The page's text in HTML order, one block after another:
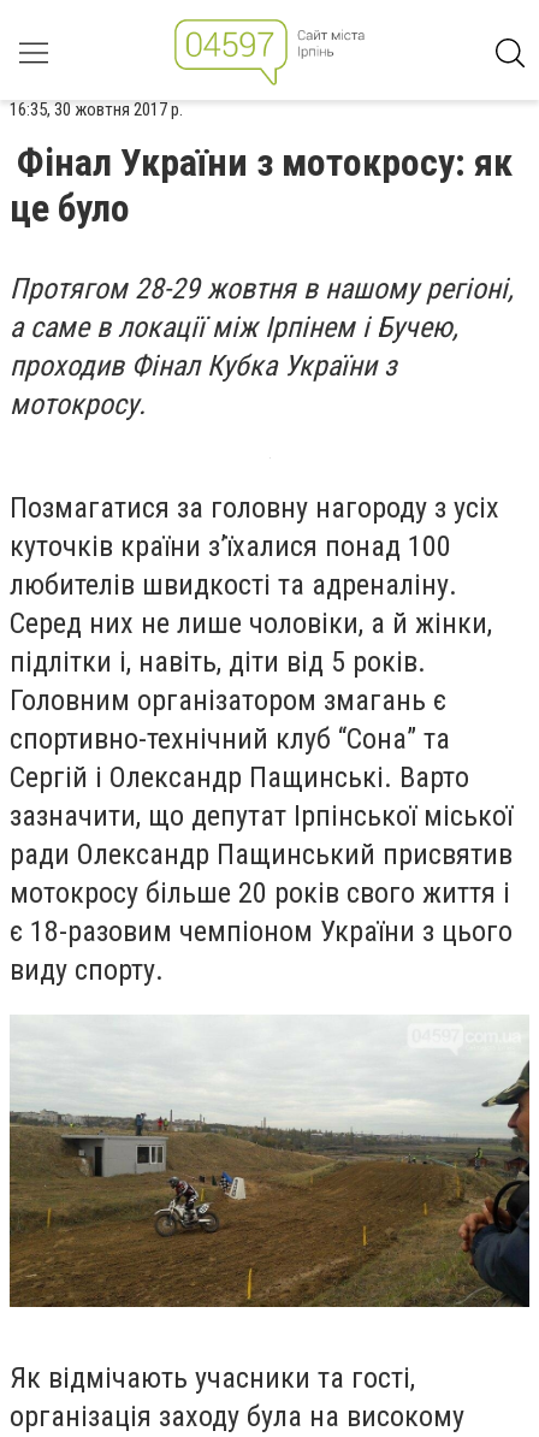
16:35, 30 жовтня 2017 р.
Фінал України з мотокросу: як
це було
Протягом 28-29 жовтня в нашому регіоні,
а саме в локації між Ірпінем і Бучею,
проходив Фінал Кубка України з
мотокросу.
Позмагатися за головну нагороду з усіх
куточків країни з’їхалися понад 100
любителів швидкості та адреналіну.
Серед них не лише чоловіки, а й жінки,
підлітки і, навіть, діти від 5 років.
Головним організатором змагань є
спортивно-технічний клуб “Сона” та
Сергій і Олександр Пащинські. Варто
зазначити, що депутат Ірпінської міської
ради Олександр Пащинський присвятив
мотокросу більше 20 років свого життя і
є 18-разовим чемпіоном України з цього
виду спорту.
Як відмічають учасники та гості,
організація заходу була на високому